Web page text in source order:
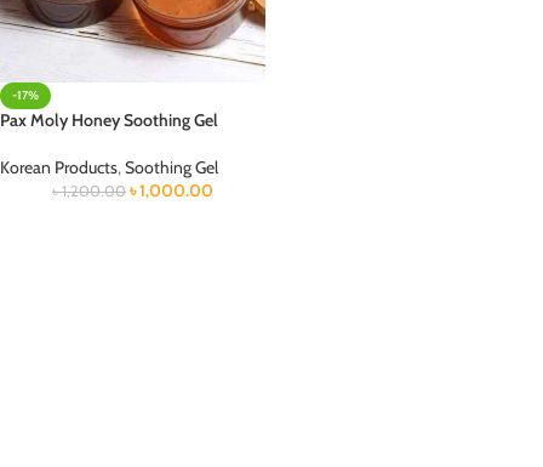
-17%
Pax Moly Honey Soothing Gel
Korean Products,Soothing Gel
৳1,200.00 ৳1,000.00